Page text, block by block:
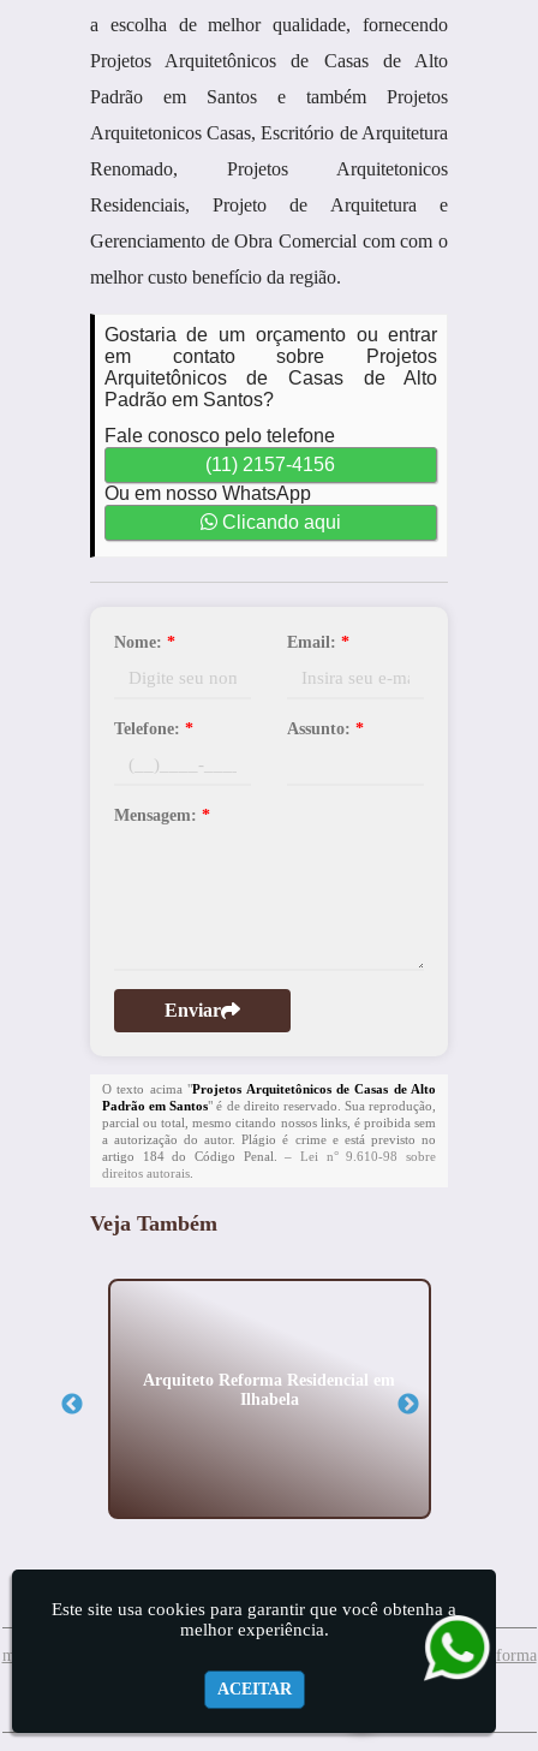
a escolha de melhor qualidade, fornecendo
Projetos Arquitetônicos de Casas de Alto
Padrão em Santos e também Projetos
Arquitetonicos Casas, Escritório de Arquitetura
Renomado, Projetos Arquitetonicos
Residenciais, Projeto de Arquitetura e
Gerenciamento de Obra Comercial com com o
melhor custo benefício da região.
Gostaria de um orçamento ou entrar
em contato sobre Projetos
Arquitetônicos de Casas de Alto
Padrão em Santos?
Fale conosco pelo telefone
(11) 2157-4156
Ou em nosso WhatsApp
Clicando aqui
Nome: * Email: *
Telefone: * Assunto: *
Mensagem: *
Enviar
O texto acima "Projetos Arquitetônicos de Casas de Alto
Padrão em Santos" é de direito reservado. Sua reprodução,
parcial ou total, mesmo citando nossos links, é proibida sem
a autorização do autor. Plágio é crime e está previsto no
artigo 184 do Código Penal. –Lei n° 9.610-98 sobre
direitos autorais.
Veja Também
Arquiteto Reforma Residencial em
Ilhabela
meuprojeto@mis.arq.br (11) 2157-4156| Reforma
Este site usa cookies para garantir que você obtenha a
melhor experiência.
ACEITAR